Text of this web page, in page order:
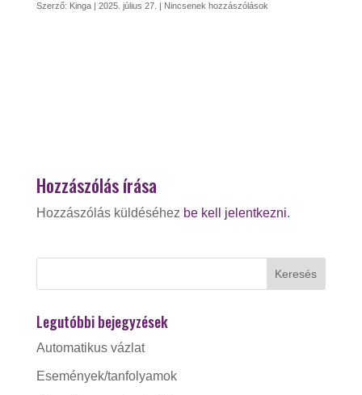
Szerző: Kinga| 2025. július 27. | Nincsenek hozzászólások
Hozzászólás írása
Hozzászólás küldéséhez be kell jelentkezni.
Legutóbbi bejegyzések
Automatikus vázlat
Események/tanfolyamok